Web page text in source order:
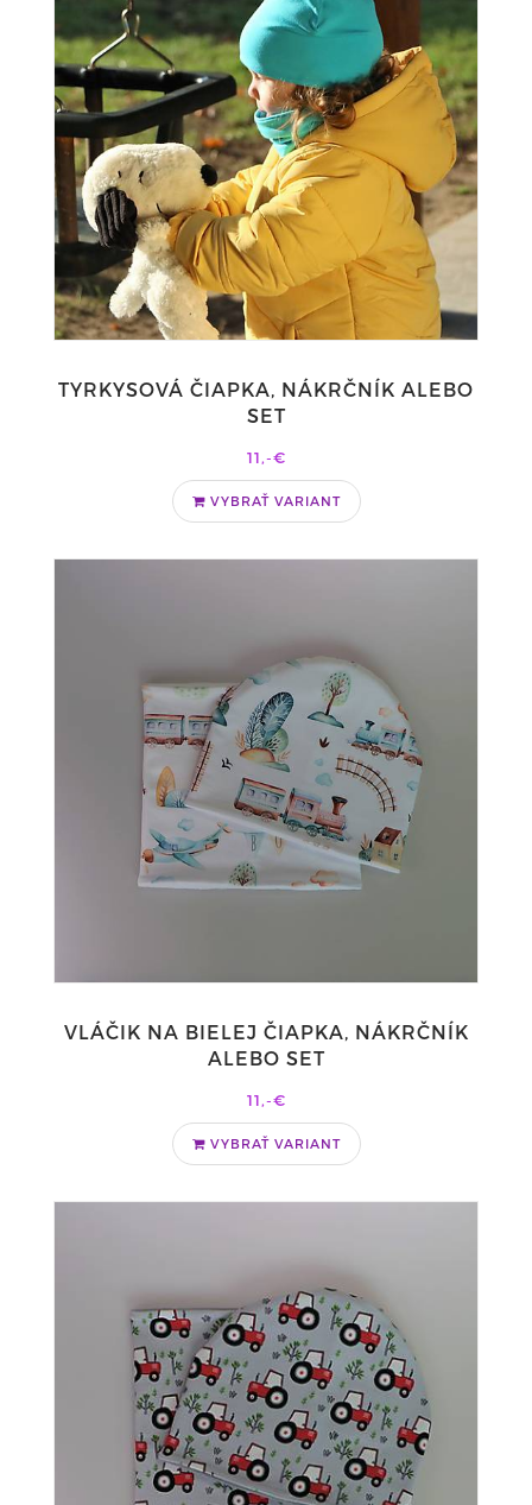
TYRKYSOVÁ ČIAPKA, NÁKRČNÍK ALEBO
SET
11,-€
VYBRAŤ VARIANT
VLÁČIK NA BIELEJ ČIAPKA, NÁKRČNÍK
ALEBO SET
11,-€
VYBRAŤ VARIANT